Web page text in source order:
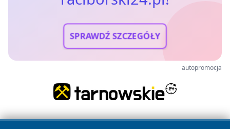
SPRAWDŹ SZCZEGÓŁY
autopromocja